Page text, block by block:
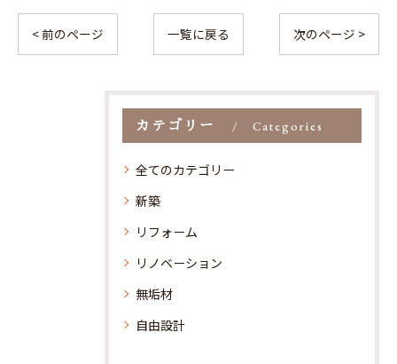
< 前のページ 一覧に戻る 次のページ >
カテゴリー Categories
全てのカテゴリー
新築
リフォーム
リノベーション
無垢材
自由設計